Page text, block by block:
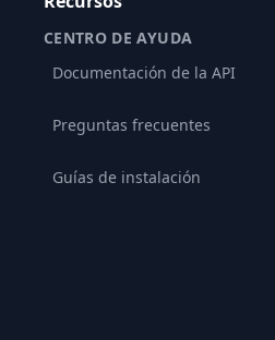
CENTRO DE AYUDA
Documentación de la API
Preguntas frecuentes
Guías de instalación